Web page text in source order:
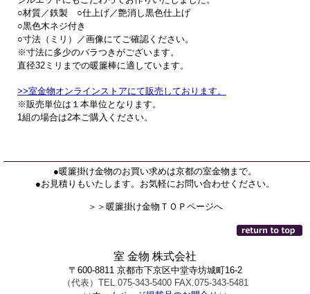
○材質／鉄製 ○仕上げ／艶消し黒色仕上げ
○黒色木ネジ付き
○寸法（ミリ）／画像にてご確認ください。
※寸法に多少のバラつきがございます。
直径32ミリまでの暖簾棒に適しています。
>>室金物オンラインストアにて販売しております。
※販売単位は１本単位となります。
1組の場合は2本ご購入ください。
●暖簾掛け金物のお買い求めは京都の室金物まで。
●お見積りもいたします。お気軽にお問い合わせください。
＞＞暖簾掛け金物ＴＯＰページへ
室 金物 株式会社
〒600-8811 京都市下京区中堂寺坊城町16-2
（代表）TEL.075-343-5400 FAX.075-343-5481